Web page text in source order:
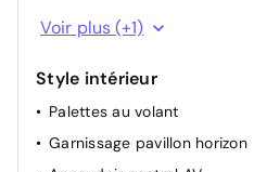
Visionpark 360
Voir plus (+1)
Style intérieur
Palettes au volant
Garnissage pavillon horizon